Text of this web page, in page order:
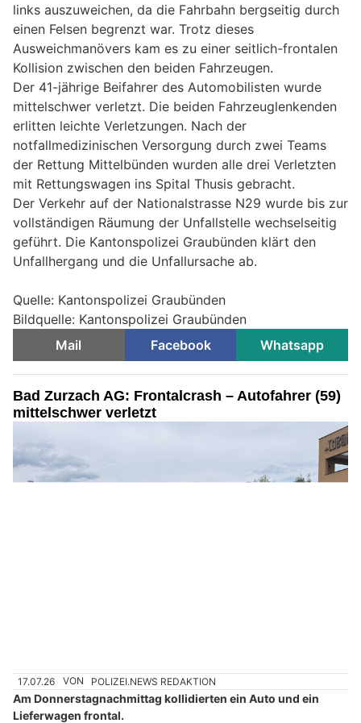
links auszuweichen, da die Fahrbahn bergseitig durch
einen Felsen begrenzt war. Trotz dieses
Ausweichmanövers kam es zu einer seitlich-frontalen
Kollision zwischen den beiden Fahrzeugen.
Der 41-jährige Beifahrer des Automobilisten wurde
mittelschwer verletzt. Die beiden Fahrzeuglenkenden
erlitten leichte Verletzungen. Nach der
notfallmedizinischen Versorgung durch zwei Teams
der Rettung Mittelbünden wurden alle drei Verletzten
mit Rettungswagen ins Spital Thusis gebracht.
Der Verkehr auf der Nationalstrasse N29 wurde bis zur
vollständigen Räumung der Unfallstelle wechselseitig
geführt. Die Kantonspolizei Graubünden klärt den
Unfallhergang und die Unfallursache ab.
Quelle: Kantonspolizei Graubünden
Bildquelle: Kantonspolizei Graubünden
Mail
Facebook Whatsapp
Bad Zurzach AG: Frontalcrash – Autofahrer (59)
mittelschwer verletzt
17.07.26 VON POLIZEI.NEWS REDAKTION
Am Donnerstagnachmittag kollidierten ein Auto und ein
Lieferwagen frontal.